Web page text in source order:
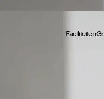
Faciliteiten